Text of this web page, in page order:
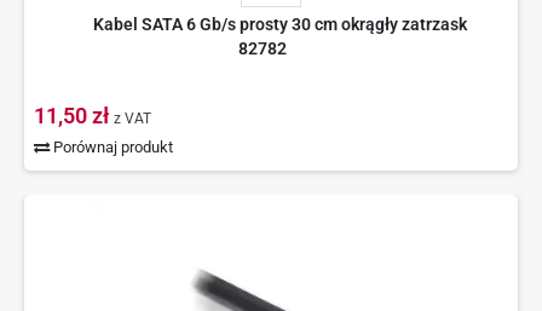
Kabel SATA 6 Gb/s prosty 30 cm okrągły zatrzask
82782
11,50 zł z VAT
Porównaj produkt